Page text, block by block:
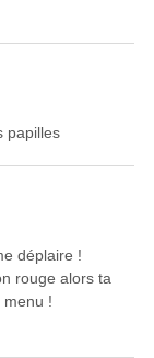
papilles
déplaire !
rouge alors ta
menu !